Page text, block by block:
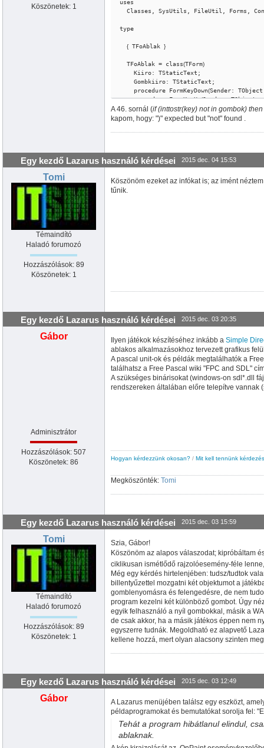
Köszönetek: 1
uses
type
{ TFoAblak }
  TFoAblak = class
(TForm)
    procedure FormKeyDown
(Sender:
    procedure FormKeyUp
(Sender:
  private
private declarations }
{ public declarations }
var
implementation
procedure TFoAblak.FormKeyDown(Sender:
var gkszov: string;
    i: byte;
  Kiiro.caption:='Lenyomva: '+inttostr
(
  if
(inttostr(key) not in gombok) then
    include
gombok,inttostr( key
;
    inc
gombhalmdb
    for i:=
0 to gombhalmdb do
var gkszov: string;
    i: byte;
  Kiiro.caption:='Felengedve: '+inttostr
    dec
(gombhalmdb);
    if
(gombhalmdb>0) then
      for i:=
  end;
end;
end.
A 46. sornál (if (inttostr(key) not in gombok) then
kapom, hogy: ")" expected but "not" found .
Egy kezdő Lazarus használó kérdései 2015 dec. 04 15:53
Tomi
Témaindító
Haladó forumozó
Hozzászólások: 89
Köszönetek: 1
Köszönöm ezeket az infókat is; az imént
tűnik.
Egy kezdő Lazarus használó kérdései 2015 dec. 03 20:35
Gábor
Adminisztrátor
Hozzászólások: 507
Köszönetek: 86
Ilyen játékok készítéséhez inkább a Simple
ablakos alkalmazásokhoz tervezett grafikus
A pascal unit-ok és példák megtalálhatók a
találhatsz a Free Pascal wiki "FPC and SDL"
A szükséges binárisokat (windows-on sdl*.dll
rendszereken általában előre telepítve vannak
Hogyan kérdezzünk okosan? / Mit kell tennünk
Megköszönték: Tomi
Egy kezdő Lazarus használó kérdései 2015 dec. 03 15:59
Tomi
Témaindító
Haladó forumozó
Hozzászólások: 89
Köszönetek: 1
Szia, Gábor!
Köszönöm az alapos válaszodat; kipróbáltam
ciklikusan ismétlődő rajzolóesemény-féle
Még egy kérdés hirtelenjében: tudsz/tudtok
billentyűzettel mozgatni két objektumot a
gomblenyomásra és felengedésre, de nem
program kezelni két különböző gombot. Úgy
egyik felhasználó a nyíl gombokkal, másik a
de csak akkor, ha a másik játékos éppen nem
egyszerre tudnák. Megoldható ez alapvető
kellene hozzá, mert olyan alacsony szinten
Egy kezdő Lazarus használó kérdései 2015 dec. 03 12:49
Gábor
A Lazarus menüjében találsz egy eszközt,
példaprogramokat és bemutatókat sorolja fel:
Tehát a program hibátlanul elindul,
ablaknak.